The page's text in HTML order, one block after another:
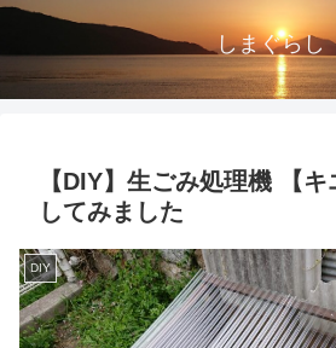
しまぐらし
【DIY】生ごみ処理機 【
してみました
DIY